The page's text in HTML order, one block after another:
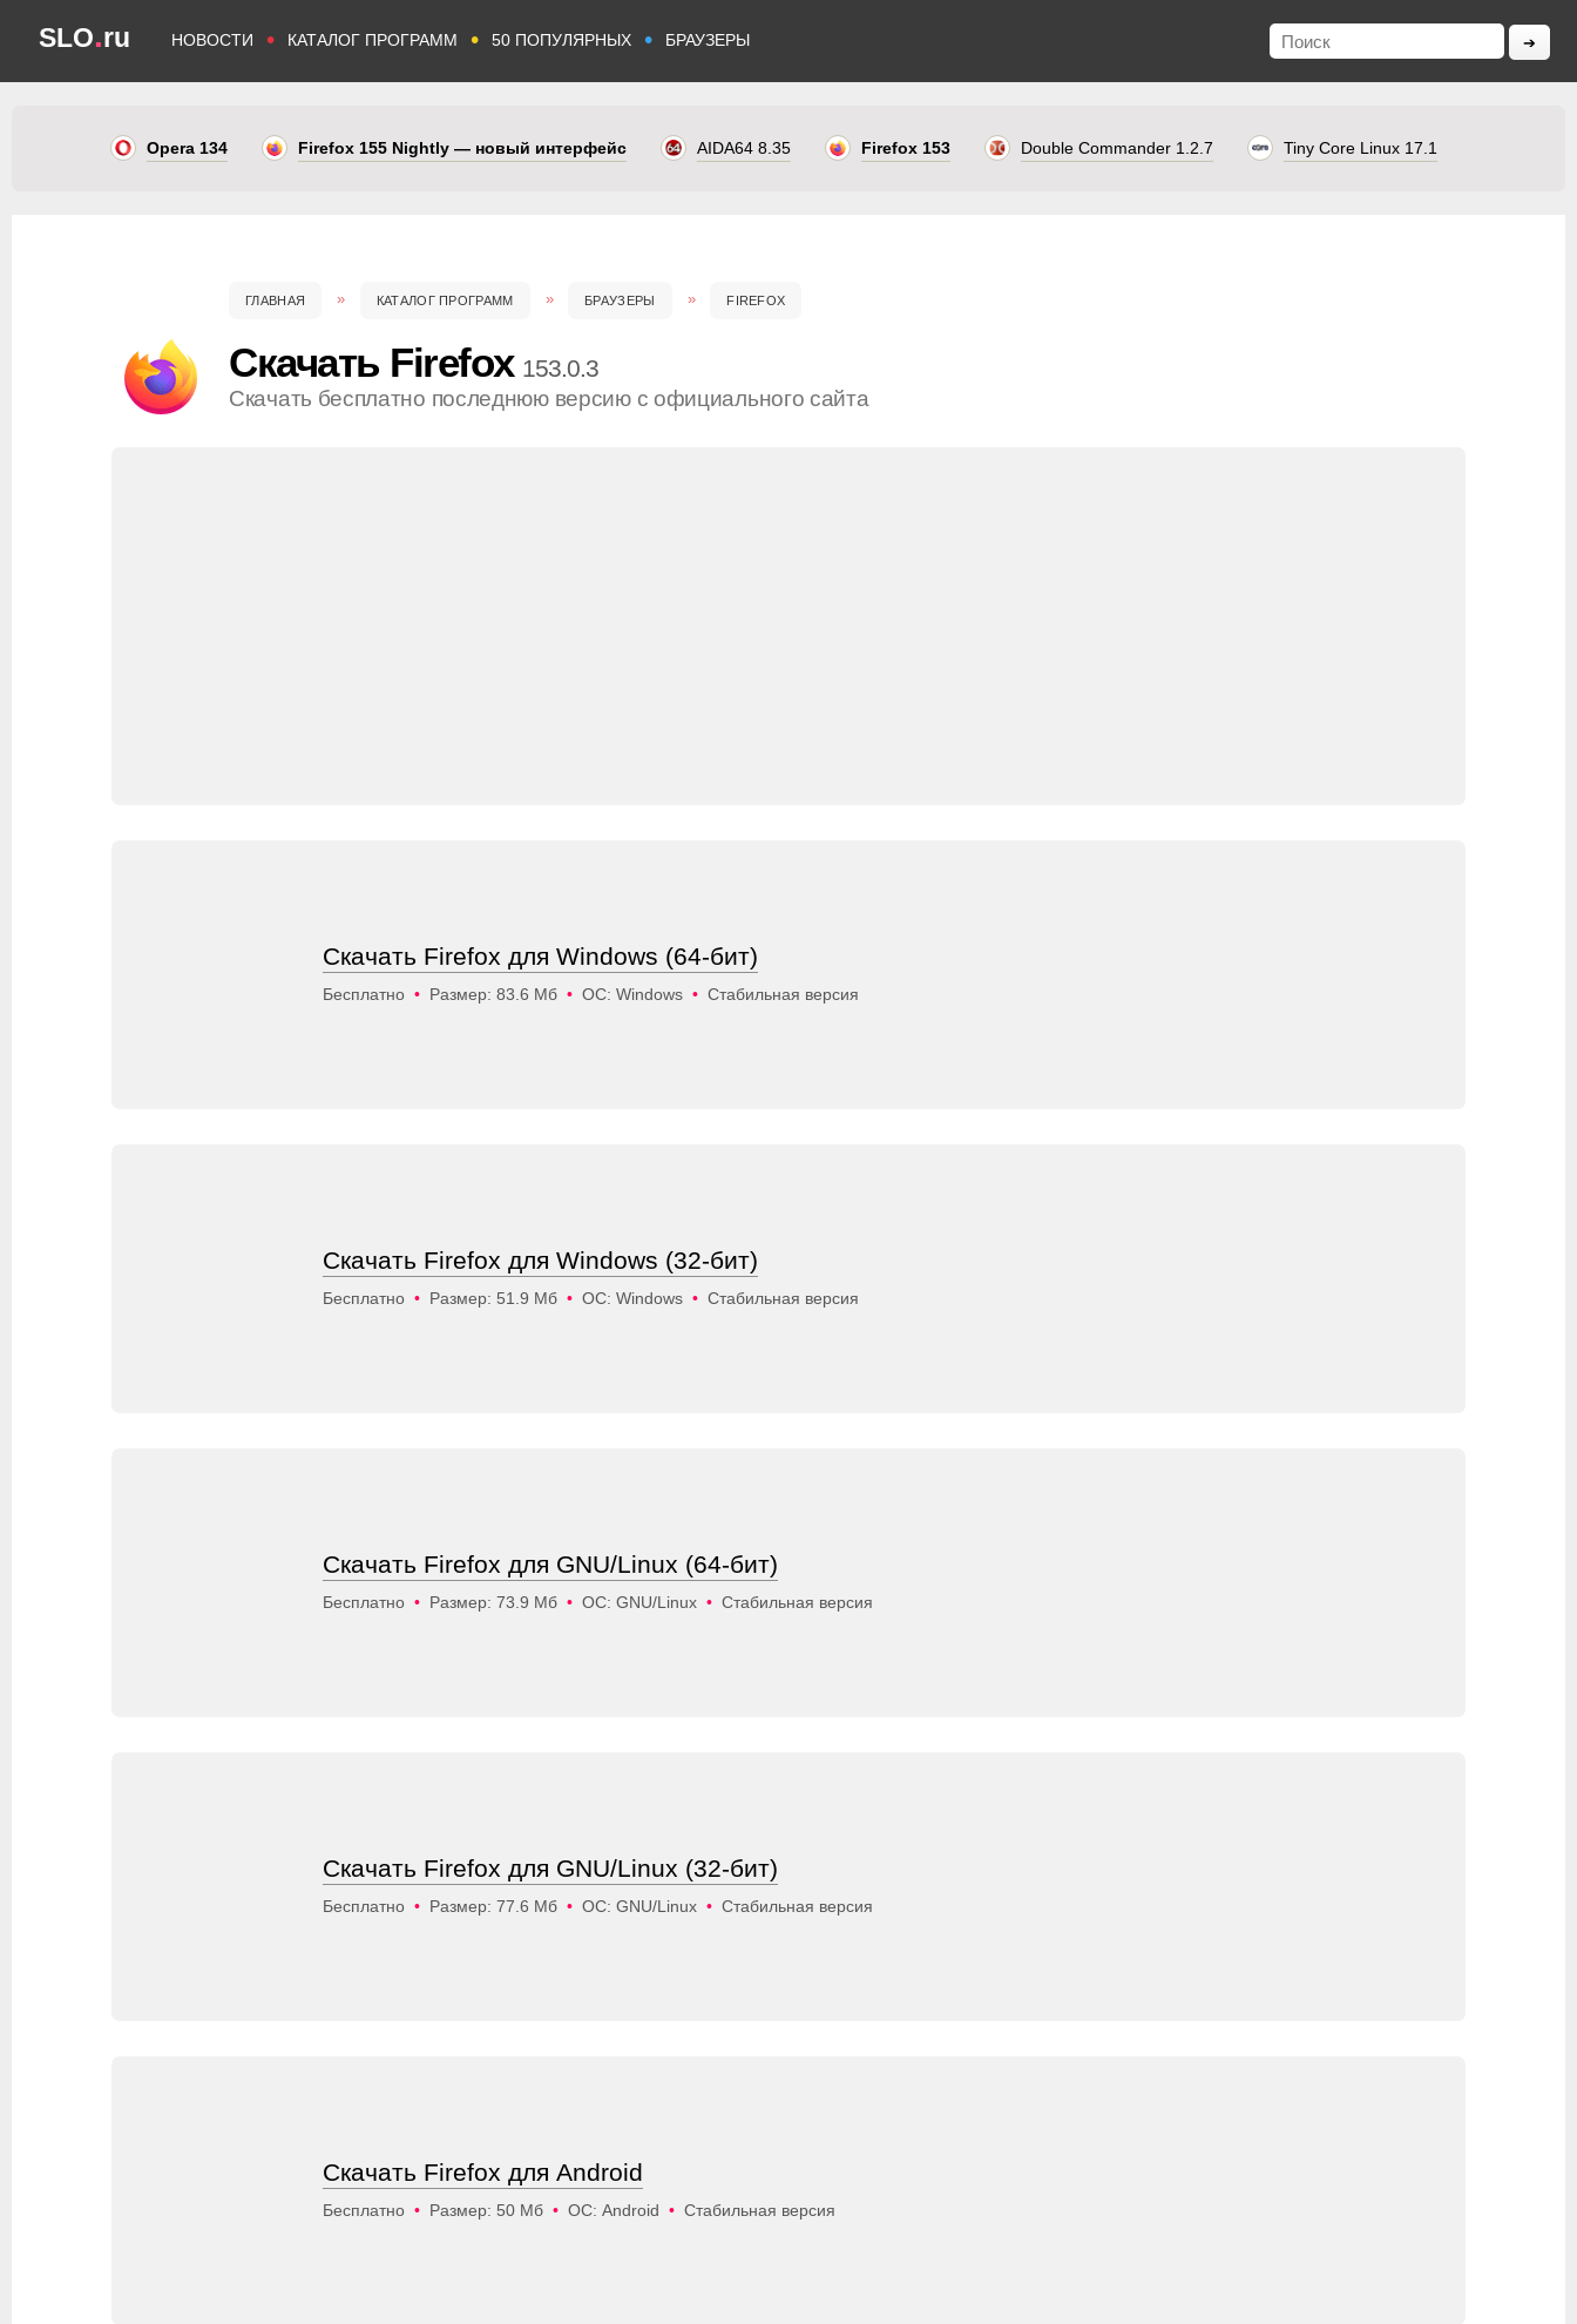
SLO.ru НОВОСТИ • КАТАЛОГ ПРОГРАММ • 50 ПОПУЛЯРНЫХ • БРАУЗЕРЫ
Opera 134 Firefox 155 Nightly — новый интерфейс AIDA64 8.35 Firefox 153 Double Commander 1.2.7 Tiny Core Linux 17.1
ГЛАВНАЯ КАТАЛОГ ПРОГРАММ БРАУЗЕРЫ FIREFOX
Скачать Firefox 153.0.3
Скачать бесплатно последнюю версию с официального сайта
Скачать Firefox для Windows (64-бит)
Бесплатно • Размер: 83.6 Мб • ОС: Windows • Стабильная версия
Скачать Firefox для Windows (32-бит)
Бесплатно • Размер: 51.9 Мб • ОС: Windows • Стабильная версия
Скачать Firefox для GNU/Linux (64-бит)
Бесплатно • Размер: 73.9 Мб • ОС: GNU/Linux • Стабильная версия
Скачать Firefox для GNU/Linux (32-бит)
Бесплатно • Размер: 77.6 Мб • ОС: GNU/Linux • Стабильная версия
Скачать Firefox для Android
Бесплатно • Размер: 50 Мб • ОС: Android • Стабильная версия